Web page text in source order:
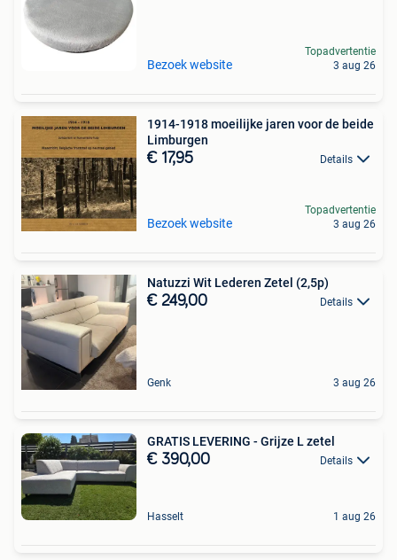
Bezoek website
Topadvertentie
3 aug 26
1914-1918 moeilijke jaren voor de beide
Limburgen
€ 17,95 Details
Bezoek website
Topadvertentie
3 aug 26
Natuzzi Wit Lederen Zetel (2,5p)
€ 249,00 Details
Genk 3 aug 26
GRATIS LEVERING - Grijze L zetel
€ 390,00 Details
Hasselt 1 aug 26